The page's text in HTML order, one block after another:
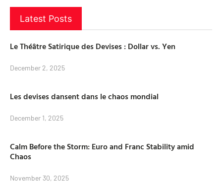
Latest Posts
Le Théâtre Satirique des Devises : Dollar vs. Yen
December 2, 2025
Les devises dansent dans le chaos mondial
December 1, 2025
Calm Before the Storm: Euro and Franc Stability amid
Chaos
November 30, 2025